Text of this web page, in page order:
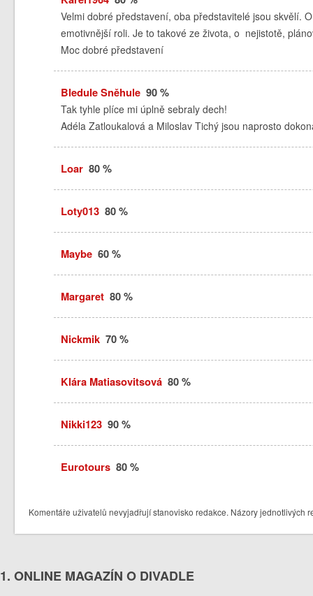
Velmi dobré představení, oba představitelé jsou skvělí.
emotivnější roli. Je to takové ze života, o nejistotě,
Moc dobré představení
Bledule Sněhule90 %
Tak tyhle plíce mi úplně sebraly dech!
Adéla Zatloukalová a Miloslav Tichý jsou naprosto
Loar80 %
Loty01380 %
Maybe60 %
Margaret80 %
Nickmik70 %
Klára Matiasovitsová80 %
Nikki12390 %
Eurotours80 %
Komentáře uživatelů nevyjadřují stanovisko redakce. Názory jednotlivých
1. ONLINE MAGAZÍN O DIVADLE